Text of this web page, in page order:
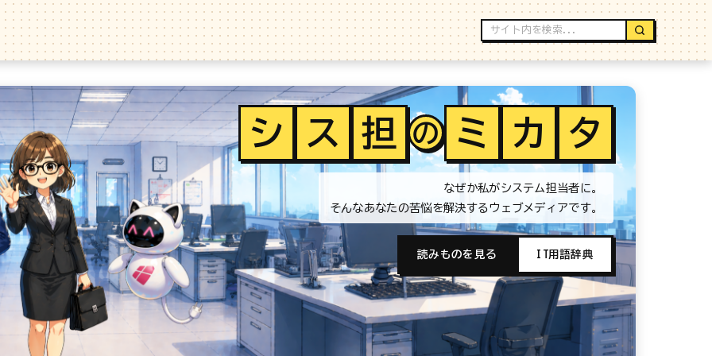
シ ス 担 の ミ カ タ
なぜか私がシステム担当者に。
そんなあなたの苦悩を解決するウェブメディアです。
読みものを見る IT用語辞典